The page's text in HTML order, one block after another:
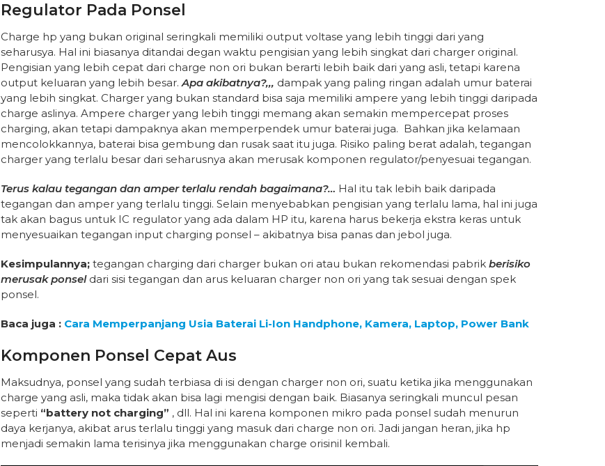
Regulator Pada Ponsel
Charge hp yang bukan original seringkali memiliki output voltase yang lebih tinggi dari yang
seharusya. Hal ini biasanya ditandai degan waktu pengisian yang lebih singkat dari charger original.
Pengisian yang lebih cepat dari charge non ori bukan berarti lebih baik dari yang asli, tetapi karena
output keluaran yang lebih besar.Apa akibatnya?,,, dampak yang paling ringan adalah umur baterai
yang lebih singkat. Charger yang bukan standard bisa saja memiliki ampere yang lebih tinggi daripada
charge aslinya. Ampere charger yang lebih tinggi memang akan semakin mempercepat proses
charging, akan tetapi dampaknya akan memperpendek umur baterai juga. Bahkan jika kelamaan
mencolokkannya, baterai bisa gembung dan rusak saat itu juga. Risiko paling berat adalah, tegangan
charger yang terlalu besar dari seharusnya akan merusak komponen regulator/penyesuai tegangan.
Terus kalau tegangan dan amper terlalu rendah bagaimana?… Hal itu tak lebih baik daripada
tegangan dan amper yang terlalu tinggi. Selain menyebabkan pengisian yang terlalu lama, hal ini juga
tak akan bagus untuk IC regulator yang ada dalam HP itu, karena harus bekerja ekstra keras untuk
menyesuaikan tegangan input charging ponsel – akibatnya bisa panas dan jebol juga.
Kesimpulannya; tegangan charging dari charger bukan ori atau bukan rekomendasi pabrik berisiko
merusak ponseldari sisi tegangan dan arus keluaran charger non ori yang tak sesuai dengan spek
ponsel.
Baca juga : Cara Memperpanjang Usia Baterai Li-Ion Handphone, Kamera, Laptop, Power Bank
Komponen Ponsel Cepat Aus
Maksudnya, ponsel yang sudah terbiasa di isi dengan charger non ori, suatu ketika jika menggunakan
charge yang asli, maka tidak akan bisa lagi mengisi dengan baik. Biasanya seringkali muncul pesan
seperti “battery not charging” , dll. Hal ini karena komponen mikro pada ponsel sudah menurun
daya kerjanya, akibat arus terlalu tinggi yang masuk dari charge non ori. Jadi jangan heran, jika hp
menjadi semakin lama terisinya jika menggunakan charge orisinil kembali.